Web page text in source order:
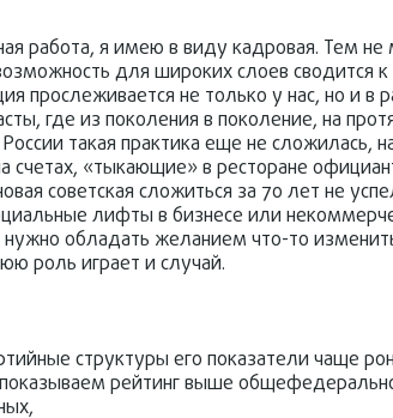
работа, я имею в виду кадровая. Тем
для широких слоев
прослеживается не только у нас, но и
где из поколения в поколение, на
такая практика еще не сложилась,
«тыкающие» в ресторане
советская сложиться за 70 лет не
лифты в бизнесе или
обладать желанием что-то
роль играет и случай.
структуры его показатели чаще
рейтинг выше